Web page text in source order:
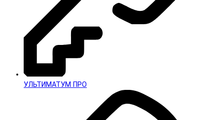
УЛЬТИМАТУМ ПРО